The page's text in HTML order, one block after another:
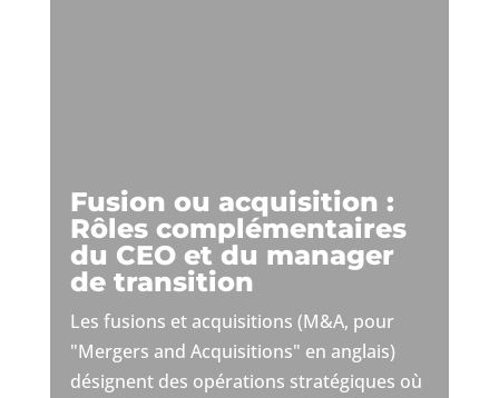
Fusion ou acquisition :
Rôles complémentaires
du CEO et du manager
de transition
Les fusions et acquisitions (M&A, pour
"Mergers and Acquisitions" en anglais)
désignent des opérations stratégiques où